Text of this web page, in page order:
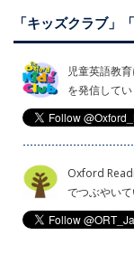
「キッズクラブ
児童英語教
を発信してい
Oxford
でつぶやいて